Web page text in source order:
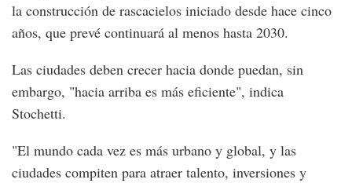
la construcción de rascacielos iniciado desde hace cinco
años, que prevé continuará al menos hasta 2030.
Las ciudades deben crecer hacia donde puedan, sin
embargo, "hacia arriba es más eficiente", indica
Stochetti.
"El mundo cada vez es más urbano y global, y las
ciudades compiten para atraer talento, inversiones y